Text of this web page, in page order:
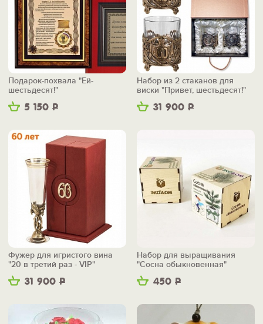
5 150 Р
Подарок-похвала "Ей-
шестьдесят!"
31 900 Р
Набор из 2 стаканов для
виски "Привет, шестьдесят!"
31 900 Р
Фужер для игристого вина
"20 в третий раз - VIP"
450 Р
Набор для выращивания
"Сосна обыкновенная"